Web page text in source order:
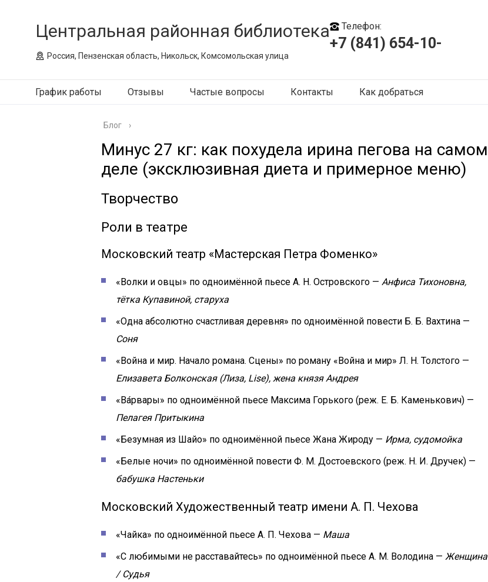
Центральная районная библиотека
Россия, Пензенская область, Никольск, Комсомольская улица
Телефон:
+7 (841) 654-10-
График работы Отзывы Частые вопросы Контакты Как добраться
Блог ›
Минус 27 кг: как похудела ирина пегова на самом
деле (эксклюзивная диета и примерное меню)
Творчество
Роли в театре
Московский театр «Мастерская Петра Фоменко»
«Волки и овцы» по одноимённой пьесе А. Н. Островского — Анфиса Тихоновна,
тётка Купавиной, старуха
«Одна абсолютно счастливая деревня» по одноимённой повести Б. Б. Вахтина —
Соня
«Война и мир. Начало романа. Сцены» по роману «Война и мир» Л. Н. Толстого —
Елизавета Болконская (Лиза, Lise), жена князя Андрея
«Ва́рвары» по одноимённой пьесе Максима Горького (реж. Е. Б. Каменькович) —
Пелагея Притыкина
«Безумная из Шайо» по одноимённой пьесе Жана Жироду — Ирма, судомойка
«Белые ночи» по одноимённой повести Ф. М. Достоевского (реж. Н. И. Дручек) —
бабушка Настеньки
Московский Художественный театр имени А. П. Чехова
«Чайка» по одноимённой пьесе А. П. Чехова — Маша
«С любимыми не расставайтесь» по одноимённой пьесе А. М. Володина — Женщина
/ Судья